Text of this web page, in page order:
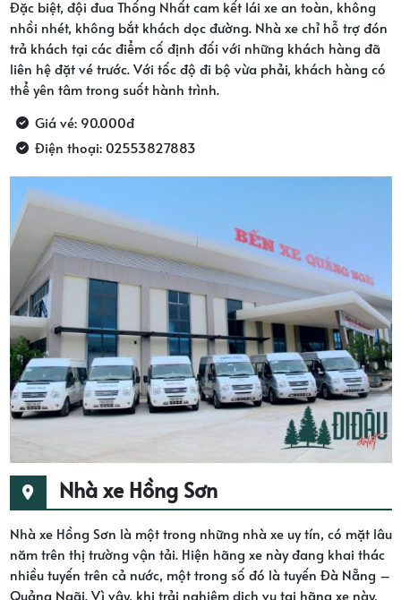
Đặc biệt, đội đua Thống Nhất cam kết lái xe an toàn, không
nhồi nhét, không bắt khách dọc đường. Nhà xe chỉ hỗ trợ đón
trả khách tại các điểm cố định đối với những khách hàng đã
liên hệ đặt vé trước. Với tốc độ đi bộ vừa phải, khách hàng có
thể yên tâm trong suốt hành trình.
Giá vé: 90.000đ
Điện thoại: 02553827883
Nhà xe Hồng Sơn
Nhà xe Hồng Sơn là một trong những nhà xe uy tín, có mặt lâu
năm trên thị trường vận tải. Hiện hãng xe này đang khai thác
nhiều tuyến trên cả nước, một trong số đó là tuyến Đà Nẵng –
Quảng Ngãi. Vì vậy, khi trải nghiệm dịch vụ tại hãng xe này,